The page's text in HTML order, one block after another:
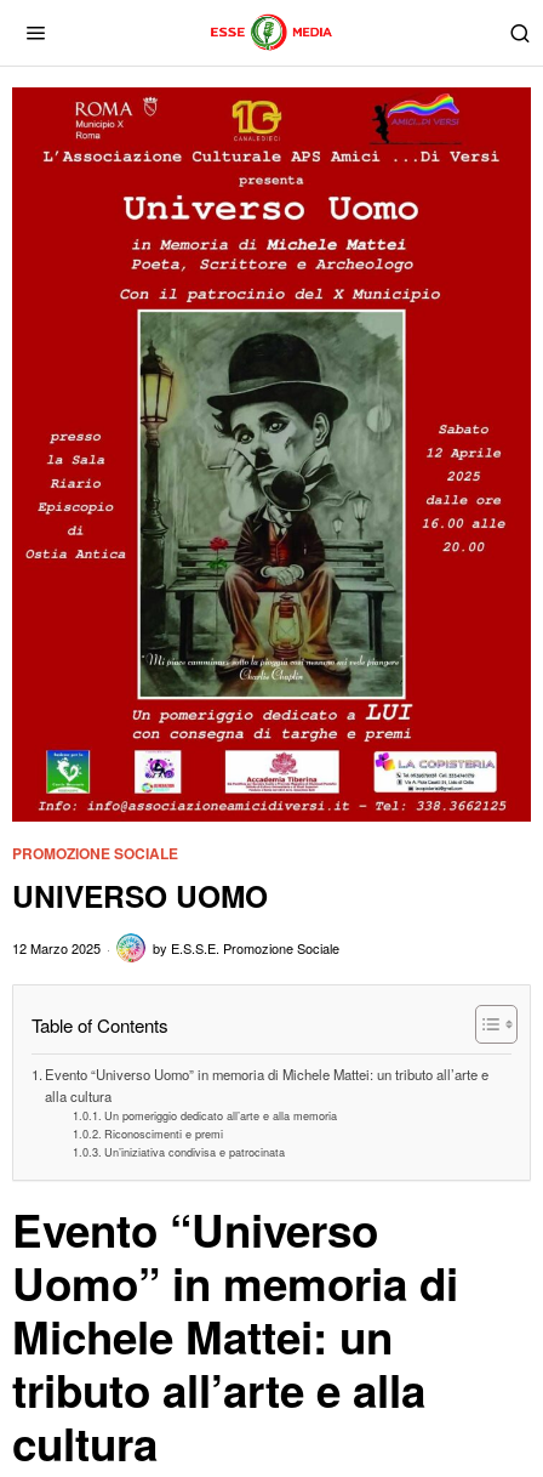
PROMOZIONE SOCIALE
UNIVERSO UOMO
12 Marzo 2025 by E.S.S.E. Promozione Sociale
Table of Contents
Evento “Universo Uomo” in memoria di Michele Mattei: un tributo all’arte e
alla cultura
Un pomeriggio dedicato all’arte e alla memoria
Riconoscimenti e premi
Un’iniziativa condivisa e patrocinata
Evento “Universo
Uomo” in memoria di
Michele Mattei: un
tributo all’arte e alla
cultura